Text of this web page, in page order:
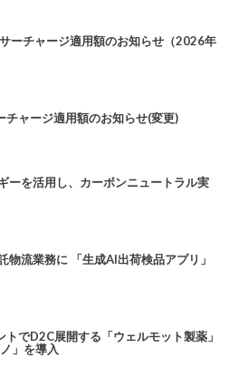
ーチャージ適用額のお知らせ（2026年
ャージ適用額のお知らせ(変更)
ーを活用し、カーボンニュートラル実
流業務に 「生成AI出荷検品アプリ」
トでD2C展開する「ウェルモット製薬」
」を導入